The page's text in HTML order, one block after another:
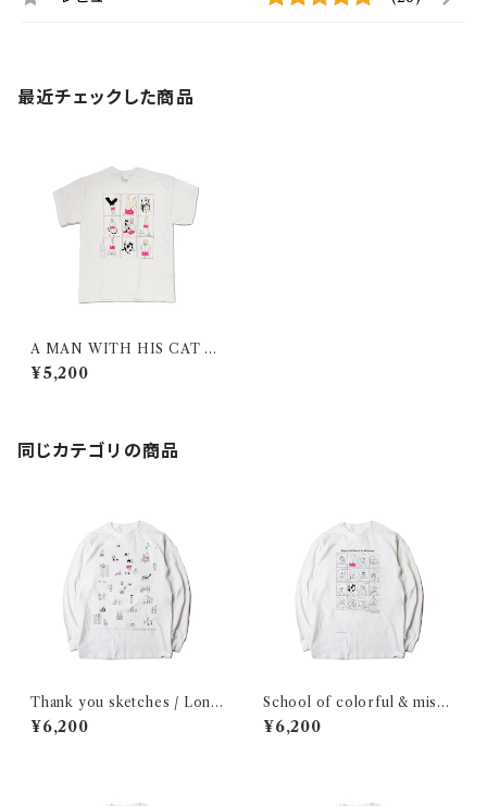
最近チェックした商品
A MAN WITH HIS CAT 20
20/ T-shirt / White
¥5,200
同じカテゴリの商品
Thank you sketches / Long
sleeve shirt
¥6,200
School of colorful & misos
oup / Long sleeve shirt
¥6,200